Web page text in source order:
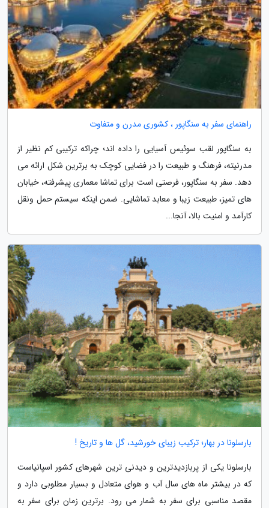
راهنمای سفر به سنگاپور ، کشوری مدرن و متفاوت
به سنگاپور لقب سوئیس آسیایی را داده اند؛ چراکه ترکیبی کم نظیر از
مدرنیته، فرهنگ و طبیعت را در فضایی کوچک به برترین شکل ارائه می
دهد. سفر به سنگاپور، فرصتی است برای تماشا معماری پیشرفته، خیابان
های تمیز، طبیعت زیبا و معابد تماشایی. ضمن اینکه سیستم حمل ونقل
کارآمد و امنیت بالا، آنجا...
بارسلونا در بهار؛ ترکیب زیبای خورشید، گل ها و تاریخ !
بارسلونا یکی از پربازدیدترین و دیدنی ترین شهرهای کشور اسپانیاست
که در بیشتر ماه های سال آب و هوای متعادل و بسیار مطلوبی دارد و
مقصد مناسبی برای سفر به شمار می رود. برترین زمان برای سفر به